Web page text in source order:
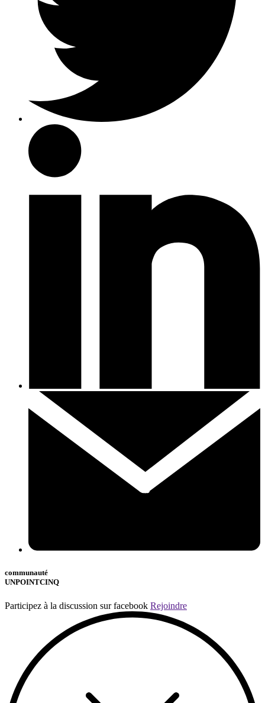
communauté
UNPOINTCINQ
Participez à la discussion sur facebook Rejoindre